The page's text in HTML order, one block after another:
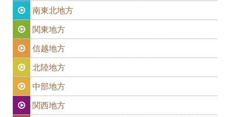
南東北地方
関東地方
信越地方
北陸地方
中部地方
関西地方